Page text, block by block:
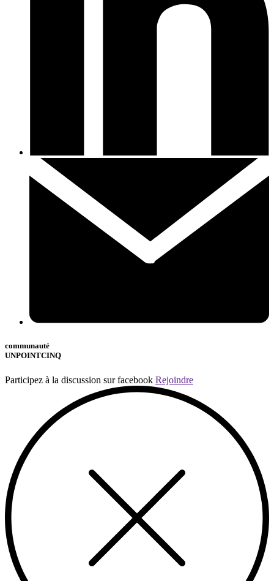
communauté
UNPOINTCINQ
Participez à la discussion sur facebook Rejoindre